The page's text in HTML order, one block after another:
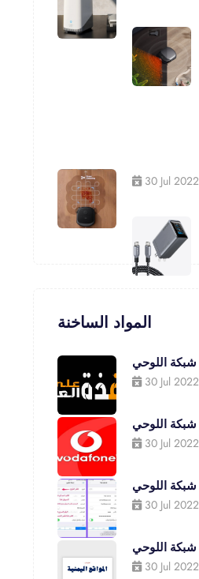
30 Jul 2022
المواد الساخنة
شبكة اللوحي
30 Jul 2022
شبكة اللوحي
30 Jul 2022
شبكة اللوحي
30 Jul 2022
شبكة اللوحي
30 Jul 2022